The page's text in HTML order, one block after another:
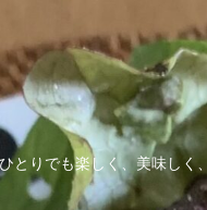
ひとりでも楽しく、美味しく